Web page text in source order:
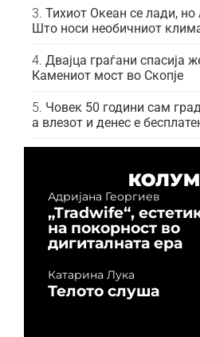
Тихиот Океан се лади, но
Што носи необичниот
Двајца граѓани спасија
Камениот мост во Скопје
Човек 50 години сам
а влезот и денес е
Адријана Георгиев
„Tradwife“,
на покорност во
дигиталната ера
Катарина Лука
Телото слуша